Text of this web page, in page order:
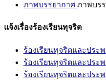
ภาพบรรยากาศ ภาพบร
แจ้งเรื่องร้องเรียนทุจริต
ร้องเรียนทุจริตและประ
ร้องเรียนทุจริตและประ
ร้องเรียนทุจริตและประ